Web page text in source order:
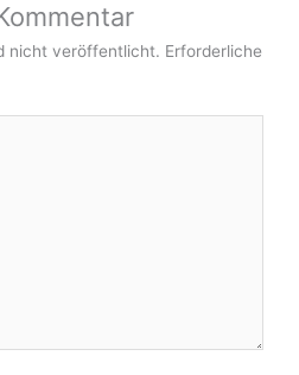
nicht veröffentlicht. Erforderliche